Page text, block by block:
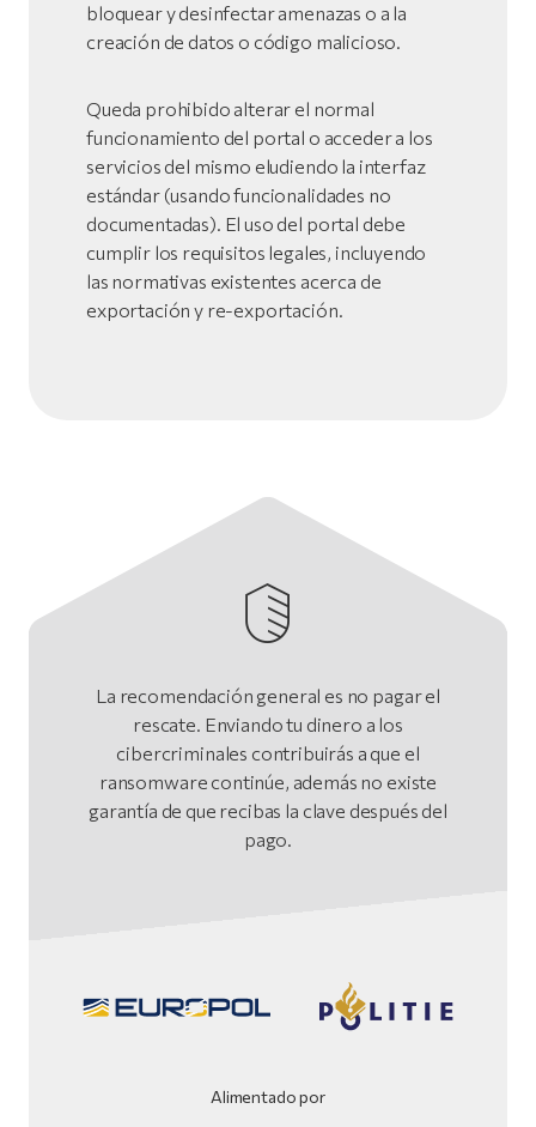
bloquear y desinfectar amenazas o a la
creación de datos o código malicioso.
Queda prohibido alterar el normal
funcionamiento del portal o acceder a los
servicios del mismo eludiendo la interfaz
estándar (usando funcionalidades no
documentadas). El uso del portal debe
cumplir los requisitos legales, incluyendo
las normativas existentes acerca de
exportación y re-exportación.
La recomendación general es no pagar el
rescate. Enviando tu dinero a los
cibercriminales contribuirás a que el
ransomware continúe, además no existe
garantía de que recibas la clave después del
pago.
Alimentado por